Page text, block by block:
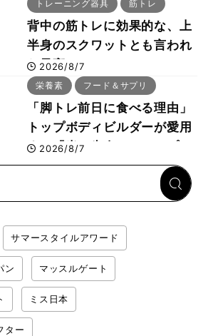
トレーニング器具 筋トレ
背中の筋トレに効果的な、上
半身のスクワットとも言われ
た最高マシン“ノーチラス・
プルオーバーマシン”とは？
2026/8/7
栄養素 フード＆サプリ
「脚トレ前日に食べる理由」
トップボディビルダーが愛用
する「米＋牛肉」のシンプル
回復メシとは？
2026/8/7
サマースタイルアワード
ン マッスルゲート
ミス日本
ター